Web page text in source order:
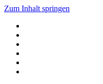
Zum Inhalt springen